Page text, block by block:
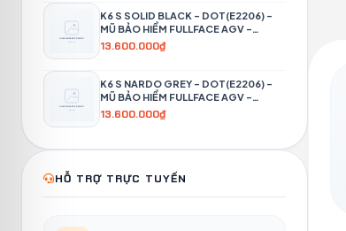
K6 S SOLID BLACK – DOT(E2206) –
MŨ BẢO HIỂM FULLFACE AGV -
PHƯỢT 4P
13.600.000₫
K6 S NARDO GREY – DOT(E2206) –
MŨ BẢO HIỂM FULLFACE AGV -
PHƯỢT 4P
13.600.000₫
HỖ TRỢ TRỰC TUYẾN